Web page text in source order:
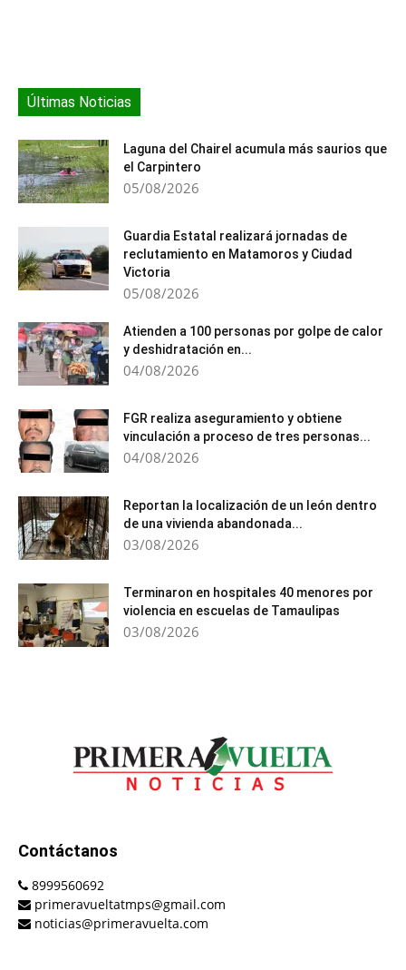
Últimas Noticias
Laguna del Chairel acumula más saurios que
el Carpintero
05/08/2026
Guardia Estatal realizará jornadas de
reclutamiento en Matamoros y Ciudad
Victoria
05/08/2026
Atienden a 100 personas por golpe de calor
y deshidratación en...
04/08/2026
FGR realiza aseguramiento y obtiene
vinculación a proceso de tres personas...
04/08/2026
Reportan la localización de un león dentro
de una vivienda abandonada...
03/08/2026
Terminaron en hospitales 40 menores por
violencia en escuelas de Tamaulipas
03/08/2026
Contáctanos
8999560692
primeravueltatmps@gmail.com
noticias@primeravuelta.com